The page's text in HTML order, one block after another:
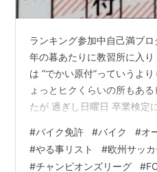
ランキング参加中自己満ブ
年の暮あたりに教習所に入
は “でかい原付”っていうよ
ょっとヒクくらいの所もあ
たが 過ぎし日曜日 卒業検定
ンジした普免は 第1･2段階合
であったが 今回の卒検は
#バイク免許 #バイク #オ
#やる事リスト #欧州サッカ
#チャンピオンズリーグ #